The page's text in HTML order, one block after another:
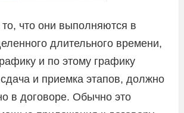
что они выполняются в
длительного времени,
и по этому графику
и приемка этапов, должно
в договоре. Обычно это